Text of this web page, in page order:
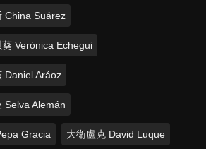
China Suárez
Verónica Echegui
Daniel Aráoz
Selva Alemán
Gracia 大衛盧克 David Luque